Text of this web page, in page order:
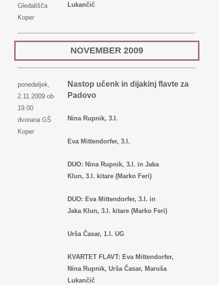
Gledališča
Koper
Lukančič
NOVEMBER 2009
ponedeljek,
2.11.2009 ob
19.00
dvorana GŠ
Koper
Nastop učenk in dijakinj flavte za
Padovo
Nina Rupnik, 3.l.
Eva Mittendorfer, 3.l.
DUO: Nina Rupnik, 3.l. in Jaka
Klun, 3.l. kitare (Marko Feri)
DUO: Eva Mittendorfer, 3.l. in
Jaka Klun, 3.l. kitare (Marko Feri)
Urša Časar, 1.l. UG
KVARTET FLAVT: Eva Mittendorfer,
Nina Rupnik, Urša Časar, Maruša
Lukančič